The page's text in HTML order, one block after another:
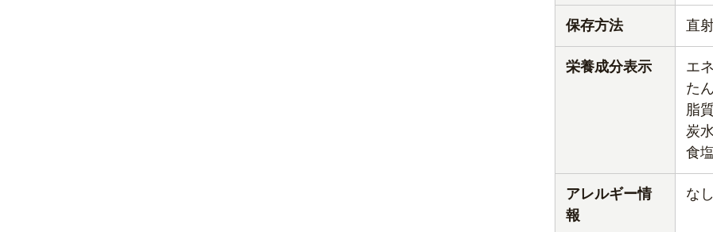
保存方法 直
栄養成分表示
エ
た
脂
炭
食
アレルギー情
報
なし